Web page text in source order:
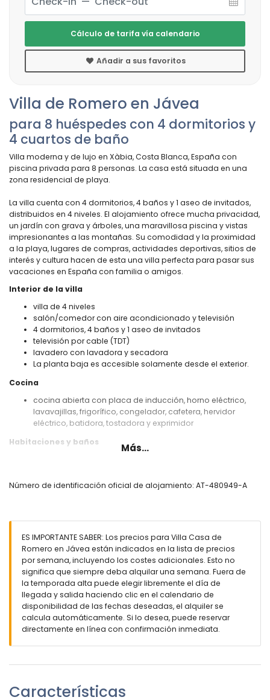
Villa de Romero en Jávea
para 8 huéspedes con 4 dormitorios y
4 cuartos de baño
Villa moderna y de lujo en Xàbia, Costa Blanca, España con
piscina privada para 8 personas. La casa está situada en una
zona residencial de playa.
La villa cuenta con 4 dormitorios, 4 baños y 1 aseo de invitados,
distribuidos en 4 niveles. El alojamiento ofrece mucha privacidad,
un jardín con grava y árboles, una maravillosa piscina y vistas
impresionantes a las montañas. Su comodidad y la proximidad
a la playa, lugares de compras, actividades deportivas, sitios de
interés y cultura hacen de esta una villa perfecta para pasar sus
vacaciones en España con familia o amigos.
Interior de la villa
villa de 4 niveles
salón/comedor con aire acondicionado y televisión
4 dormitorios, 4 baños y 1 aseo de invitados
televisión por cable (TDT)
lavadero con lavadora y secadora
La planta baja es accesible solamente desde el exterior.
Cocina
cocina abierta con placa de inducción, horno eléctrico,
lavavajillas, frigorífico, congelador, cafetera, hervidor
eléctrico, batidora, tostadora y exprimidor
Habitaciones y baños
3 dormitorios con aire acondicionado, cada uno con 2
wc
Exterior de la villa
parcela grande y vallada
piscina privada de 11m x 4m y 1.7m de profundidad
jardín con grava, árboles y muebles de jardín con
tumbonas
4 terrazas, de las cuales 3 cubiertas
barbacoa
ducha exterior
pueblo más cercano: Xàbia (a menos de 5 kilómetros de
Más...
Número de identificación oficial de alojamiento: AT-480949-A
ES IMPORTANTE SABER: Los precios para Villa Casa de
Romero en Jávea están indicados en la lista de precios
por semana, incluyendo los costes adicionales. Esto no
significa que siempre deba alquilar una semana. Fuera de
la temporada alta puede elegir libremente el día de
llegada y salida haciendo clic en el calendario de
disponibilidad de las fechas deseadas, el alquiler se
calcula automáticamente. Si lo desea, puede reservar
directamente en línea con confirmación inmediata.
Características
Cálculo de tarifa vía calendario
Añadir a sus favoritos